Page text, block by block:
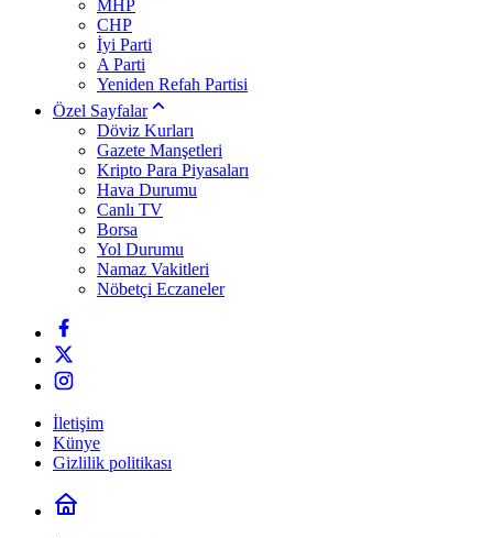
MHP
CHP
İyi Parti
A Parti
Yeniden Refah Partisi
Özel Sayfalar
Döviz Kurları
Gazete Manşetleri
Kripto Para Piyasaları
Hava Durumu
Canlı TV
Borsa
Yol Durumu
Namaz Vakitleri
Nöbetçi Eczaneler
İletişim
Künye
Gizlilik politikası